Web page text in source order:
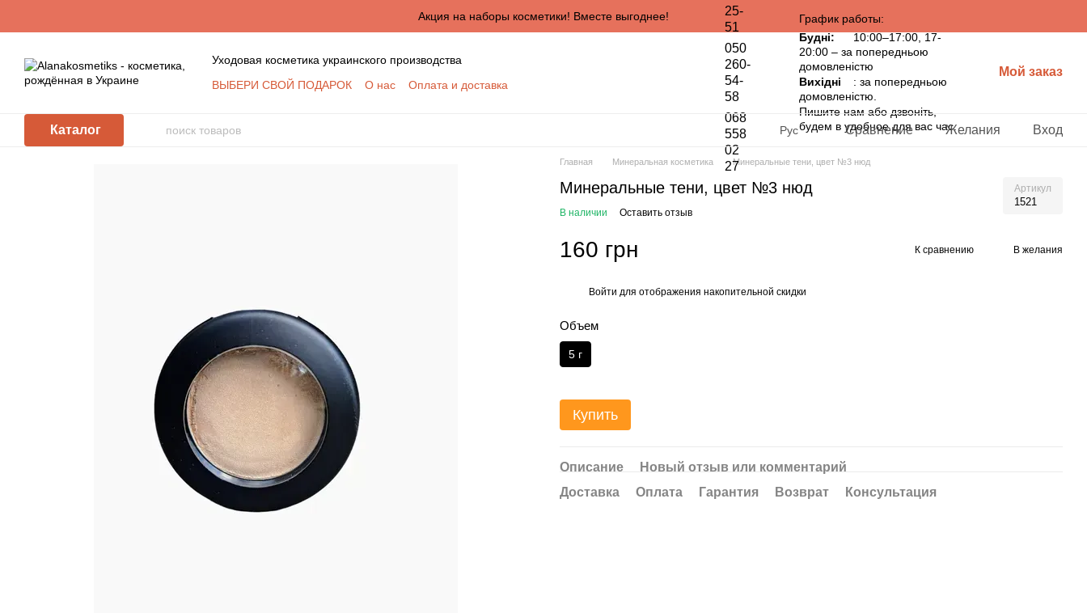
Акция на наборы косметики! Вместе выгоднее!
Уходовая косметика украинского производства
ВЫБЕРИ СВОЙ ПОДАРОК
О нас
Оплата и доставка
Косметика оптом: условия сотрудничества для оптовых покупателей
25-
51
050
260-
54-
58
068
558
02
27
График работы:
Будні:
10:00–17:00, 17-
20:00 – за попередньою
домовленістю
Вихідні
: за попередньою
домовленістю.
Пишите нам або дзвоніть,
будем в удобное для вас час.
Мой заказ
Каталог Рус Сравнение Желания Вход
Главная Минеральная косметика Минеральные тени, цвет №3 нюд
Минеральные тени, цвет №3 нюд Артикул
1521
В наличии Оставить отзыв
160 грн К сравнению В желания
Войти для отображения накопительной скидки
Объем
5 г
Купить
Описание
Новый отзыв или комментарий
Доставка
Оплата Гарантия Возврат Консультация